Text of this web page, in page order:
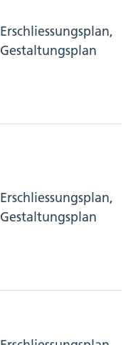
Erschliessungsplan,
Gestaltungsplan
Erschliessungsplan,
Gestaltungsplan